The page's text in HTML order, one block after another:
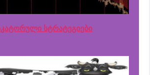
სტრატეგიები